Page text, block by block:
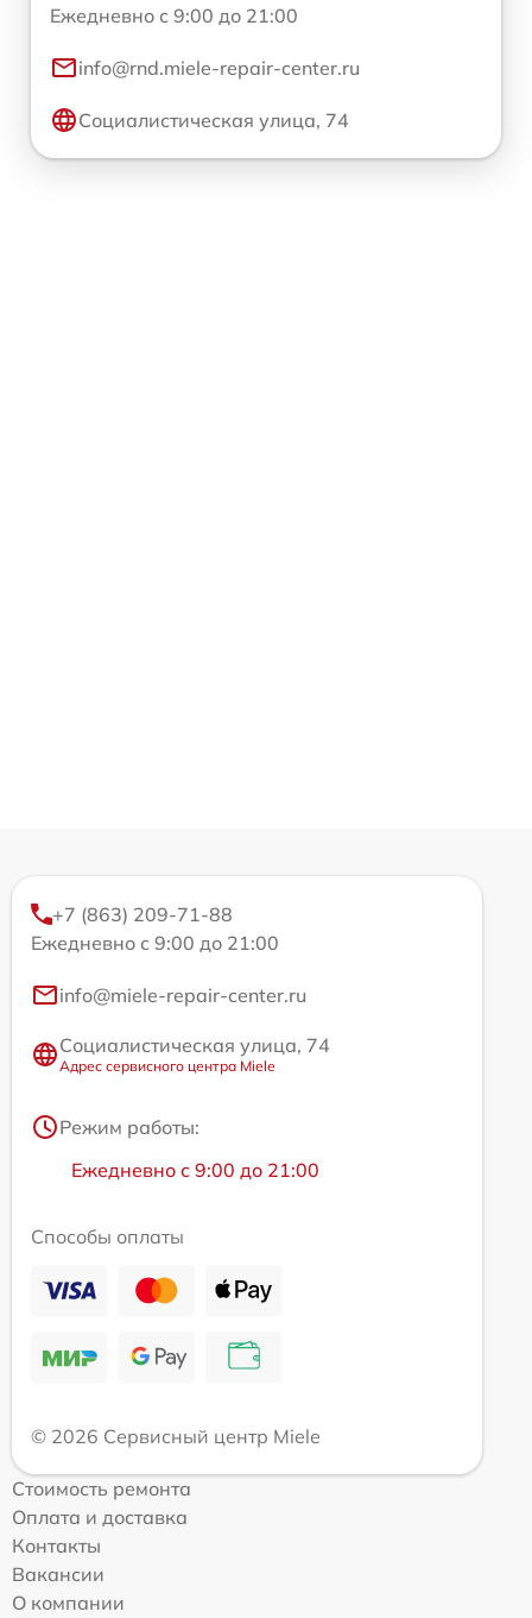
Ежедневно с 9:00 до 21:00
info@rnd.miele-repair-center.ru
Социалистическая улица, 74
+7 (863) 209-71-88
Ежедневно с 9:00 до 21:00
info@miele-repair-center.ru
Социалистическая улица, 74
Адрес сервисного центра Miele
Режим работы:
Ежедневно с 9:00 до 21:00
Способы оплаты
© 2026 Сервисный центр Miele
Стоимость ремонта
Оплата и доставка
Контакты
Вакансии
О компании